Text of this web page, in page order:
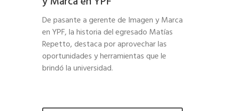
De pasante a gerente de Imagen y Marca
en YPF, la historia del egresado Matías
Repetto, destaca por aprovechar las
oportunidades y herramientas que le
brindó la universidad.